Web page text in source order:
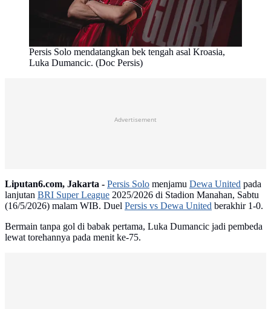
Persis Solo mendatangkan bek tengah asal Kroasia,
Luka Dumancic. (Doc Persis)
Advertisement
Liputan6.com, Jakarta - Persis Solo menjamu Dewa United pada
lanjutan BRI Super League 2025/2026 di Stadion Manahan, Sabtu
(16/5/2026) malam WIB. Duel Persis vs Dewa United berakhir 1-0.
Bermain tanpa gol di babak pertama, Luka Dumancic jadi pembeda
lewat torehannya pada menit ke-75.